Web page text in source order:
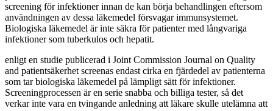
screening för infektioner innan de kan börja behandlingen eftersom
användningen av dessa läkemedel försvagar immunsystemet.
Biologiska läkemedel är inte säkra för patienter med långvariga
infektioner som tuberkulos och hepatit.
enligt en studie publicerad i Joint Commission Journal on Quality
and patientsäkerhet screenas endast cirka en fjärdedel av patienterna
som tar biologiska läkemedel på lämpligt sätt för infektioner.
Screeningprocessen är en serie snabba och billiga tester, så det
verkar inte vara en tvingande anledning att läkare skulle utelämna att